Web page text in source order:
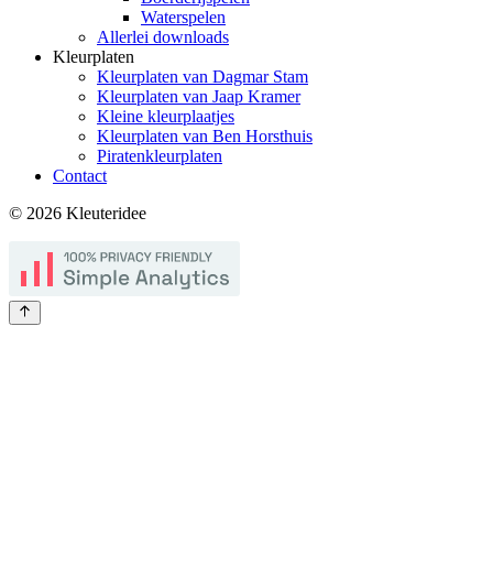
Waterspelen
Allerlei downloads
Kleurplaten
Kleurplaten van Dagmar Stam
Kleurplaten van Jaap Kramer
Kleine kleurplaatjes
Kleurplaten van Ben Horsthuis
Piratenkleurplaten
Contact
© 2026 Kleuteridee